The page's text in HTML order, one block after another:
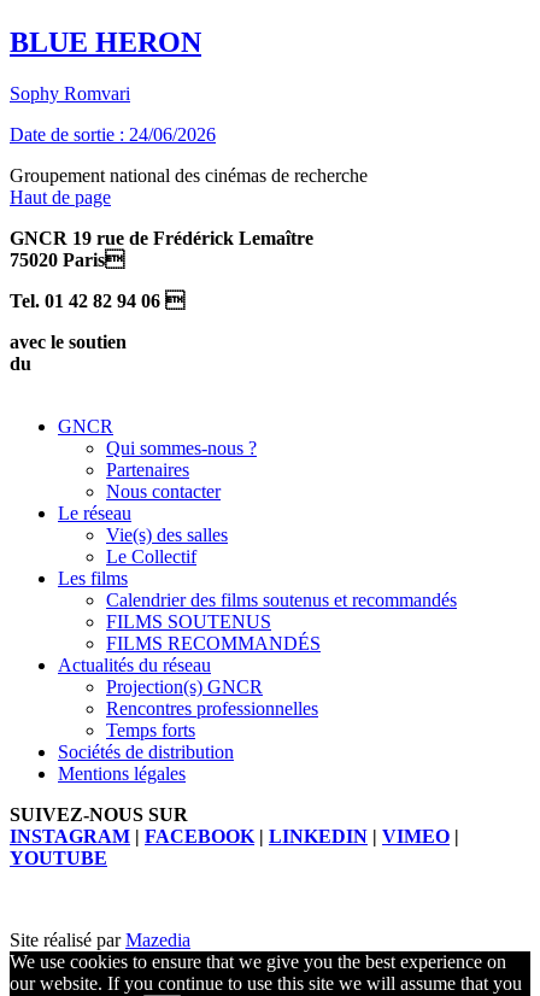
BLUE HERON
Sophy Romvari
Date de sortie : 24/06/2026
Groupement national des cinémas de recherche
Haut de page
GNCR 19 rue de Frédérick Lemaître
75020 Paris
Tel. 01 42 82 94 06 
avec le soutien
du
GNCR
Qui sommes-nous ?
Partenaires
Nous contacter
Le réseau
Vie(s) des salles
Le Collectif
Les films
Calendrier des films soutenus et recommandés
FILMS SOUTENUS
FILMS RECOMMANDÉS
Actualités du réseau
Projection(s) GNCR
Rencontres professionnelles
Temps forts
Sociétés de distribution
Mentions légales
SUIVEZ-NOUS SUR
INSTAGRAM | FACEBOOK | LINKEDIN | VIMEO |
YOUTUBE
Site réalisé parMazedia
We use cookies to ensure that we give you the best experience on
our website. If you continue to use this site we will assume that you